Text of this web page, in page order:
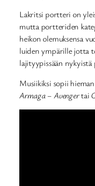
Lakritsi portteri on
mutta portteriden
heikon olemuksensa
luiden ympärille jotta
lajityypissään nykyistä
Musiikiksi sopii
Armaga – Avengertai